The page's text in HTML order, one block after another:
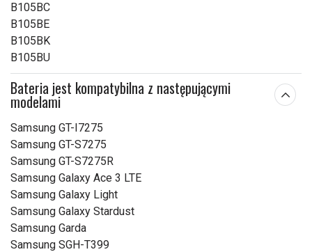
Pojemność:
Sprawdź, co oznaczają poszczególne parametry
B105BC
B105BE
B105BK
B105BU
Bateria jest kompatybilna z następującymi
modelami
Samsung GT-I7275
Samsung GT-S7275
Samsung GT-S7275R
Samsung Galaxy Ace 3 LTE
Samsung Galaxy Light
Samsung Galaxy Stardust
Samsung Garda
Samsung SGH-T399